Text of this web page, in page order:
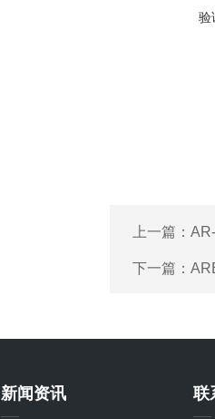
验
上一篇：
下一篇：
新闻资讯 联